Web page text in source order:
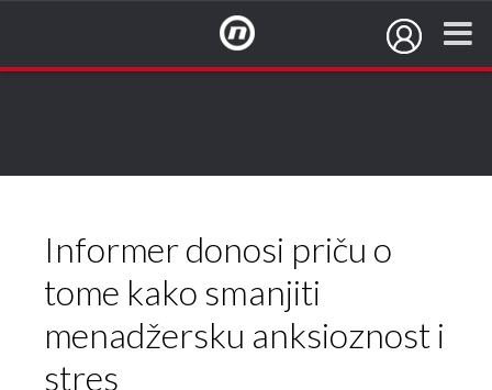
Informer donosi priču o
tome kako smanjiti
menadžersku anksioznost i
stres